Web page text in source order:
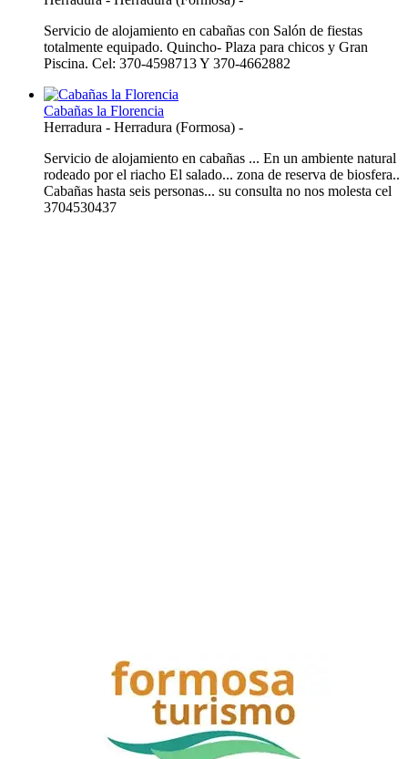
Servicio de alojamiento en cabañas con Salón de fiestas
totalmente equipado. Quincho- Plaza para chicos y Gran
Piscina. Cel: 370-4598713 Y 370-4662882
Cabañas la Florencia
Herradura - Herradura (Formosa) -
Servicio de alojamiento en cabañas ... En un ambiente natural
rodeado por el riacho El salado... zona de reserva de biosfera..
Cabañas hasta seis personas... su consulta no nos molesta cel
3704530437